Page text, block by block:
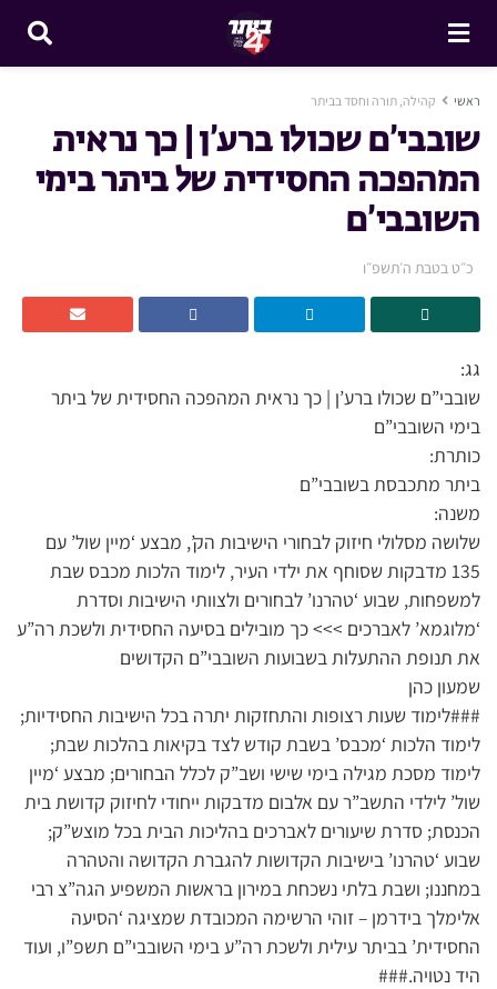
ראשי קהילה, תורה וחסד בביתר
שובבי’ם שכולו ברע’ן | כך נראית
המהפכה החסידית של ביתר בימי
השובבי’ם
כ״ט בטבת ה׳תשפ״ו
גג:
שובבי”ם שכולו ברע’ן | כך נראית המהפכה החסידית של ביתר
בימי השובבי”ם
כותרת:
ביתר מתכבסת בשובבי”ם
משנה:
שלושה מסלולי חיזוק לבחורי הישיבות הק’, מבצע ‘מיין שול’ עם
135 מדבקות שסוחף את ילדי העיר, לימוד הלכות מכבס שבת
למשפחות, שבוע ‘טהרנו’ לבחורים ולצוותי הישיבות וסדרת
‘מלוגמא’ לאברכים >>> כך מובילים בסיעה החסידית ולשכת רה”ע
את תנופת ההתעלות בשבועות השובבי”ם הקדושים
שמעון כהן
###לימוד שעות רצופות והתחזקות יתרה בכל הישיבות החסידיות;
לימוד הלכות ‘מכבס’ בשבת קודש לצד בקיאות בהלכות שבת;
לימוד מסכת מגילה בימי שישי ושב”ק לכלל הבחורים; מבצע ‘מיין
שול’ לילדי התשב”ר עם אלבום מדבקות ייחודי לחיזוק קדושת בית
הכנסת; סדרת שיעורים לאברכים בהליכות הבית בכל מוצש”ק;
שבוע ‘טהרנו’ בישיבות הקדושות להגברת הקדושה והטהרה
במחננו; ושבת בלתי נשכחת במירון בראשות המשפיע הגה”צ רבי
אלימלך בידרמן – זוהי הרשימה המכובדת שמציגה ‘הסיעה
החסידית’ בביתר עילית ולשכת רה”ע בימי השובבי”ם תשפ”ו, ועוד
היד נטויה.###